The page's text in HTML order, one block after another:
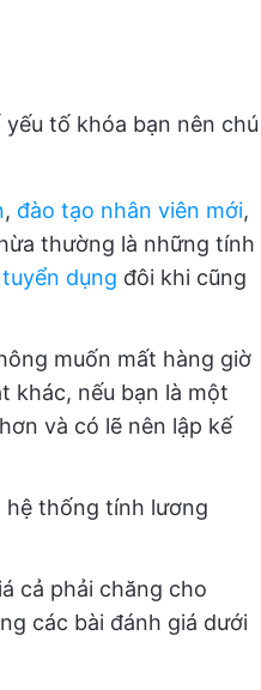
tố khóa bạn nên chú
, đào tạo nhân viên mới,
thường là những tính
tuyển dụng đôi khi cũng
muốn mất hàng giờ
khác, nếu bạn là một
và có lẽ nên lập kế
hệ thống tính lương
cả phải chăng cho
các bài đánh giá dưới